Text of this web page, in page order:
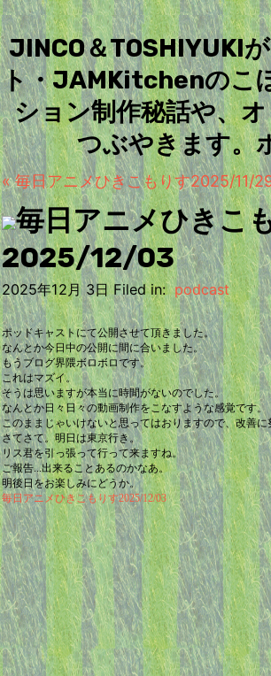
JINCO＆TOSHIYUKI
ト・JAMKitchenのこ
ション制作秘話や、
つぶやきます。
« 毎日アニメひきこもりす2025/11/
毎日アニメひきこ
2025/12/03
2025年12月 3日 Filed in: podcast
ポッドキャストにて公開させて頂きました。
なんとか今日中の公開に間に合いました。
もうブログ界隈ボロボロです。
これはマズイ。
そうは思いますが本当に時間がないのでした。
なんとか日々日々の動画制作をこなすような感覚です。
このままじゃいけないと思ってはおりますので、改善に
さてさて。明日は東京行き。
リス君を引っ張って行って来ますね。
ご報告...出来ることあるのかなあ。
明後日をお楽しみにどうか。
毎日アニメひきこもりす2025/12/03